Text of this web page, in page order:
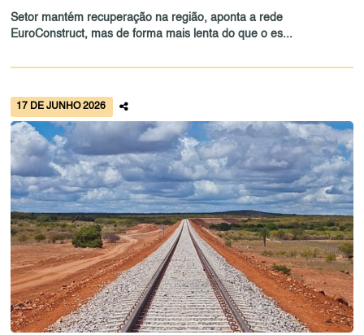
Setor mantém recuperação na região, aponta a rede
EuroConstruct, mas de forma mais lenta do que o es...
17 DE JUNHO 2026